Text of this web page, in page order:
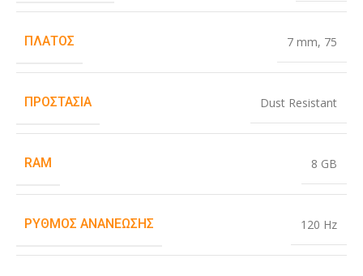
ΠΛΆΤΟΣ 7 mm, 75
ΠΡΟΣΤΑΣΊΑ Dust Resistant
RAM 8 GB
ΡΥΘΜΌΣ ΑΝΑΝΈΩΣΗΣ 120 Hz